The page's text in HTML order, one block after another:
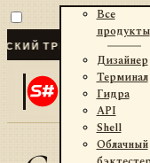
ТРЕЙДИНГ ДЛЯ .NET И
Все
продукты
Дизайнер
Терминал
Гидра
API
Shell
Облачный